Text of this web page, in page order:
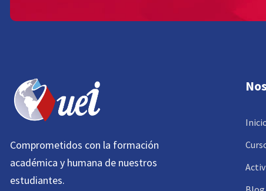
Comprometidos con la formación
académica y humana de nuestros
estudiantes.